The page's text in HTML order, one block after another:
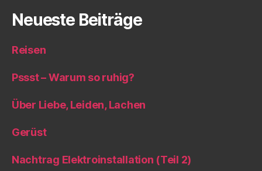
Neueste Beiträge
Reisen
Pssst – Warum so ruhig?
Über Liebe, Leiden, Lachen
Gerüst
Nachtrag Elektroinstallation (Teil 2)